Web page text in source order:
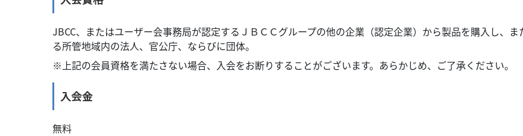
JBCC、またはユーザー会事務局が認定するＪＢＣＣグループの他の企業（認定企業）から製品を購入し、
る所管地域内の法人、官公庁、ならびに団体。
※上記の会員資格を満たさない場合、入会をお断りすることがございます。あらかじめ、ご了承ください。
入会金
無料